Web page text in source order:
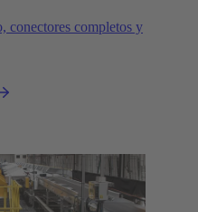
conectores completos y